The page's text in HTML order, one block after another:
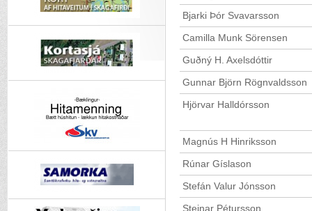
Bjarki Þór Svavarsson
Camilla Munk Sörensen
Guðný H. Axelsdóttir
Gunnar Björn Rögnvaldsson
Hjörvar Halldórsson
Magnús H Hinriksson
Rúnar Gíslason
Stefán Valur Jónsson
Steinar Pétursson